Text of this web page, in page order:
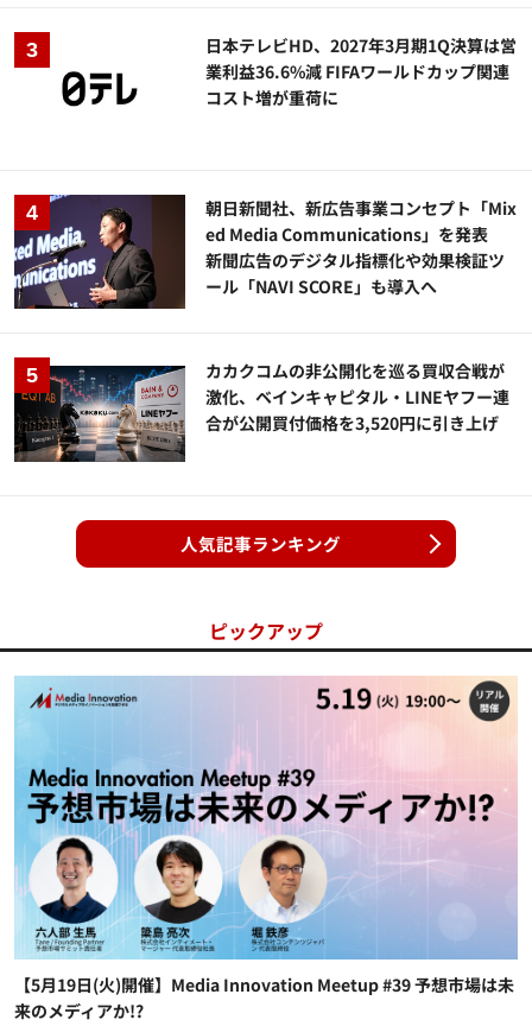
日本テレビHD、2027年3月期1Q決算は営
業利益36.6%減 FIFAワールドカップ関連
コスト増が重荷に
朝日新聞社、新広告事業コンセプト「Mix
ed Media Communications」を発表
新聞広告のデジタル指標化や効果検証ツ
ール「NAVI SCORE」も導入へ
カカクコムの非公開化を巡る買収合戦が
激化、ベインキャピタル・LINEヤフー連
合が公開買付価格を3,520円に引き上げ
人気記事ランキング
ピックアップ
【5月19日(火)開催】Media Innovation Meetup #39 予想市場は未
来のメディアか!?